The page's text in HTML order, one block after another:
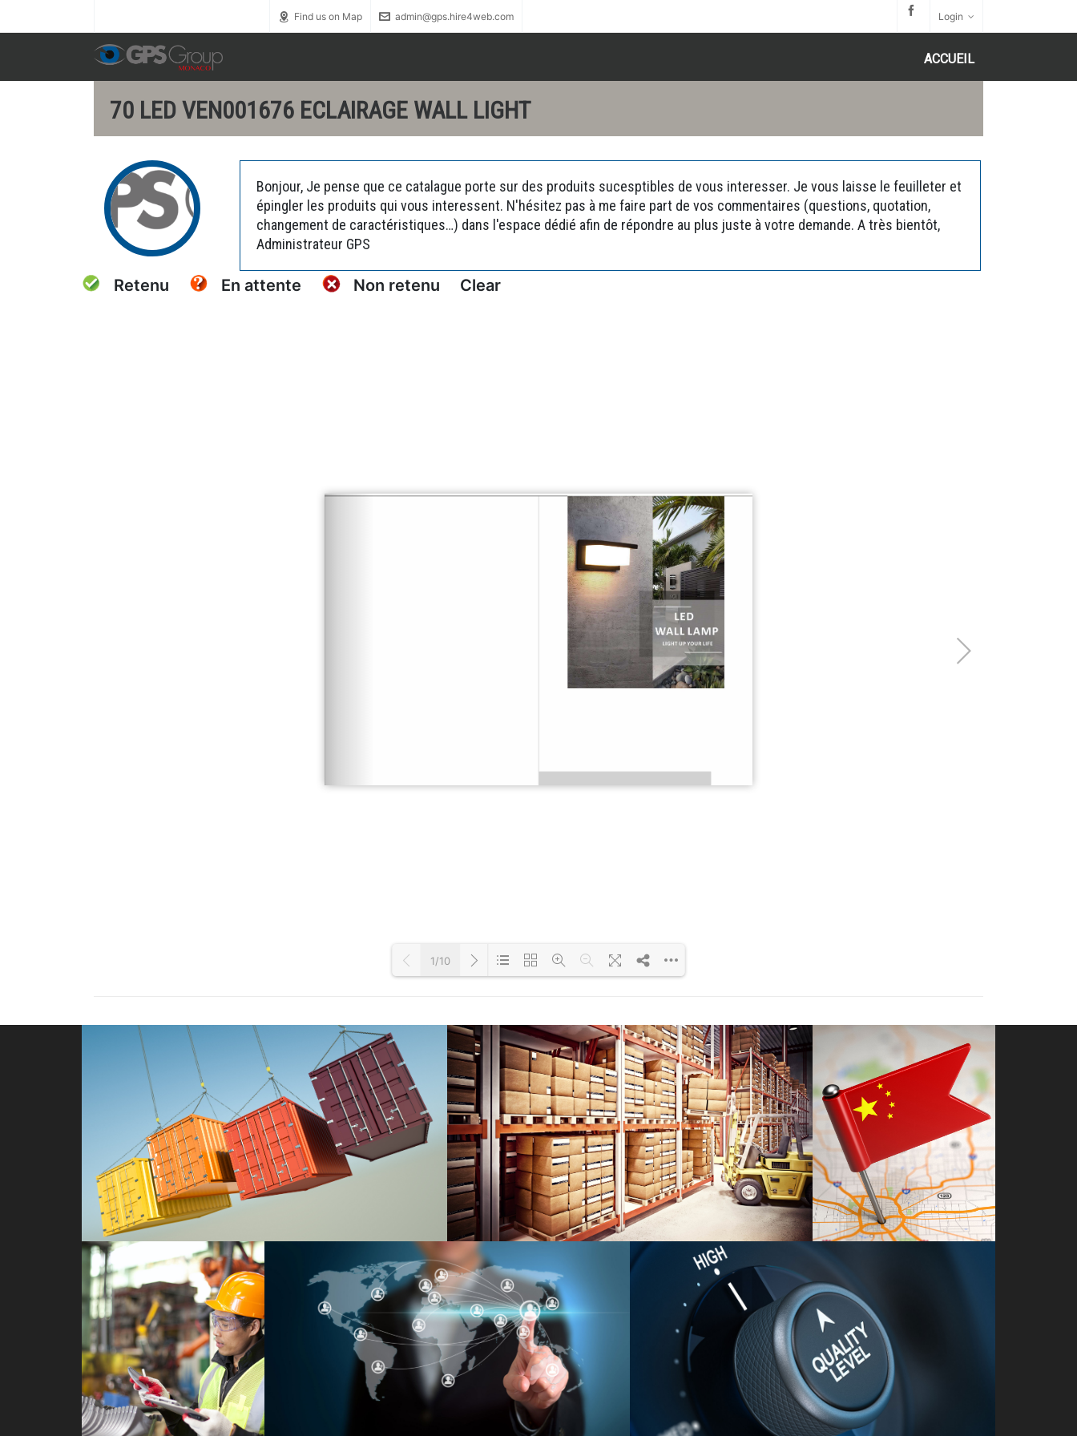
Find us on Map admin@gps.hire4web.com Login
ACCUEIL
70 LED VEN001676 ECLAIRAGE WALL LIGHT
Retenu En attente Non retenu Clear
Bonjour, Je pense que ce catalague porte sur des produits sucesptibles de vous interesser. Je vous laisse le feuilleter et
épingler les produits qui vous interessent. N'hésitez pas à me faire part de vos commentaires (questions, quotation,
changement de caractéristiques…) dans l'espace dédié afin de répondre au plus juste à votre demande. A très bientôt,
Administrateur GPS
1/10